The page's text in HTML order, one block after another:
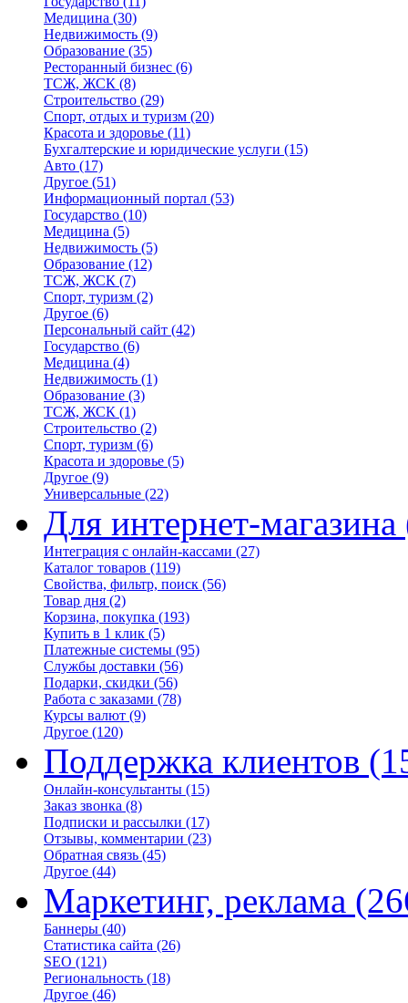
Медицина (30)
Недвижимость (9)
Образование (35)
Ресторанный бизнес (6)
ТСЖ, ЖСК (8)
Строительство (29)
Спорт, отдых и туризм (20)
Красота и здоровье (11)
Бухгалтерские и юридические услуги (15)
Авто (17)
Другое (51)
Информационный портал (53)
Государство (10)
Медицина (5)
Недвижимость (5)
Образование (12)
ТСЖ, ЖСК (7)
Спорт, туризм (2)
Другое (6)
Персональный сайт (42)
Государство (6)
Медицина (4)
Недвижимость (1)
Образование (3)
ТСЖ, ЖСК (1)
Строительство (2)
Спорт, туризм (6)
Красота и здоровье (5)
Другое (9)
Универсальные (22)
Для интернет-магазина
Интеграция с онлайн-кассами (27)
Каталог товаров (119)
Свойства, фильтр, поиск (56)
Товар дня (2)
Корзина, покупка (193)
Купить в 1 клик (5)
Платежные системы (95)
Службы доставки (56)
Подарки, скидки (56)
Работа с заказами (78)
Курсы валют (9)
Другое (120)
Поддержка клиентов
Онлайн-консультанты (15)
Заказ звонка (8)
Подписки и рассылки (17)
Отзывы, комментарии (23)
Обратная связь (45)
Другое (44)
Маркетинг, реклама
Баннеры (40)
Статистика сайта (26)
SEO (121)
Региональность (18)
Другое (46)